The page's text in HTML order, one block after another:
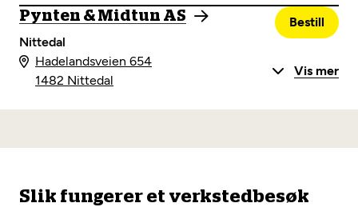
Pynten & Midtun AS
Nittedal
Bestill
Hadelandsveien 654
1482 Nittedal
Vis mer
Slik fungerer et verkstedbesøk